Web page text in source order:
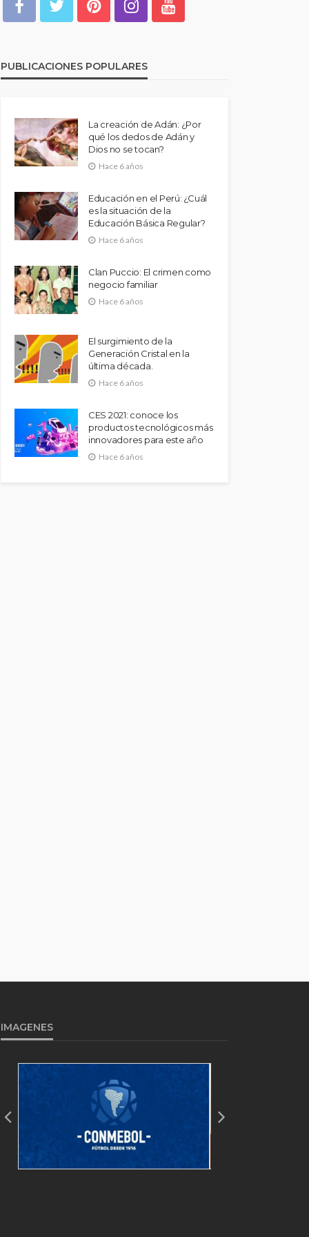
PUBLICACIONES POPULARES
La creación de Adán: ¿Por
qué los dedos de Adán y
Dios no se tocan?
Hace 6 años
Educación en el Perú: ¿Cuál
es la situación de la
Educación Básica Regular?
Hace 6 años
Clan Puccio: El crimen como
negocio familiar
Hace 6 años
El surgimiento de la
Generación Cristal en la
última década.
Hace 6 años
CES 2021: conoce los
productos tecnológicos más
innovadores para este año
Hace 6 años
IMAGENES